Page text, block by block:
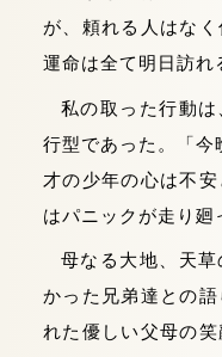
が、頼れる人はな
運命は全て明日訪れ
私の取った行動
行型であった。「
才の少年の心は不
はパニックが走り廻
母なる大地、天
かった兄弟達との
れた優しい父母の